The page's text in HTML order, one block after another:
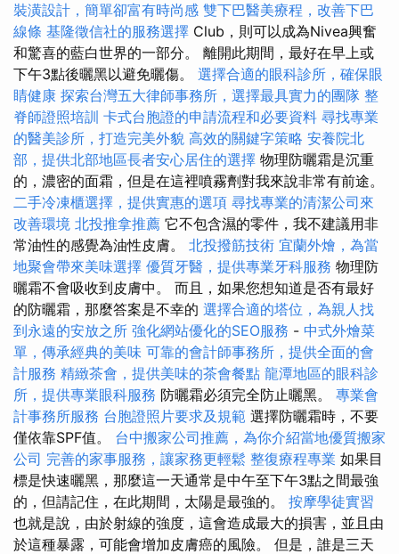
裝潢設計，簡單卻富有時尚感 雙下巴醫美療程，改善下巴
線條 基隆徵信社的服務選擇 Club，則可以成為Nivea興奮
和驚喜的藍白世界的一部分。 離開此期間，最好在早上或
下午3點後曬黑以避免曬傷。 選擇合適的眼科診所，確保眼
睛健康 探索台灣五大律師事務所，選擇最具實力的團隊 整
脊師證照培訓 卡式台胞證的申請流程和必要資料 尋找專業
的醫美診所，打造完美外貌 高效的關鍵字策略 安養院北
部，提供北部地區長者安心居住的選擇 物理防曬霜是沉重
的，濃密的面霜，但是在這裡噴霧劑對我來說非常有前途。
二手冷凍櫃選擇，提供實惠的選項 尋找專業的清潔公司來
改善環境 北投推拿推薦 它不包含濕的零件，我不建議用非
常油性的感覺為油性皮膚。 北投撥筋技術 宜蘭外燴，為當
地聚會帶來美味選擇 優質牙醫，提供專業牙科服務 物理防
曬霜不會吸收到皮膚中。 而且，如果您想知道是否有最好
的防曬霜，那麼答案是不幸的 選擇合適的塔位，為親人找
到永遠的安放之所 強化網站優化的SEO服務 - 中式外燴菜
單，傳承經典的美味 可靠的會計師事務所，提供全面的會
計服務 精緻茶會，提供美味的茶會餐點 龍潭地區的眼科診
所，提供專業眼科服務 防曬霜必須完全防止曬黑。 專業會
計事務所服務 台胞證照片要求及規範 選擇防曬霜時，不要
僅依靠SPF值。 台中搬家公司推薦，為你介紹當地優質搬家
公司 完善的家事服務，讓家務更輕鬆 整復療程專業 如果目
標是快速曬黑，那麼這一天通常是中午至下午3點之間最強
的，但請記住，在此期間，太陽是最強的。 按摩學徒實習
也就是說，由於射線的強度，這會造成最大的損害，並且由
於這種暴露，可能會增加皮膚癌的風險。 但是，誰是三天